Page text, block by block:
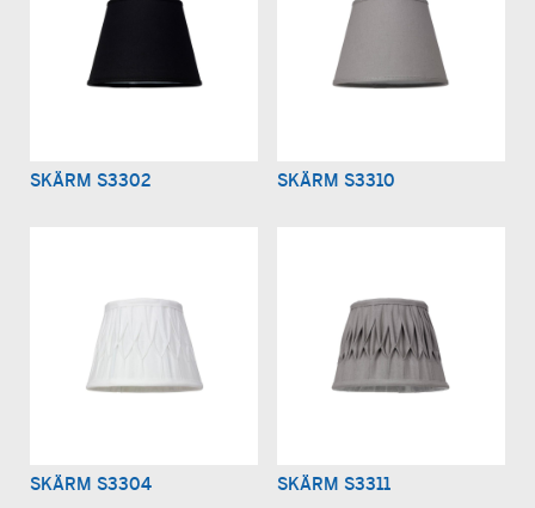
SKÄRM S3302 SKÄRM S3310
SKÄRM S3304 SKÄRM S3311